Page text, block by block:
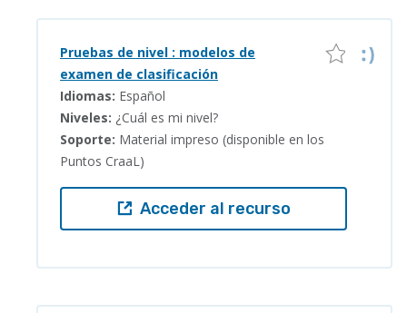
Pruebas de nivel : modelos de
examen de clasificación
Idiomas: Español
Niveles: ¿Cuál es mi nivel?
Soporte: Material impreso (disponible en los
Puntos CraaL)
Acceder al recurso